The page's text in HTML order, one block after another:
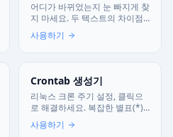
어디가 바뀌었는지 눈 빠지게 찾
지 마세요. 두 텍스트의 차이점
을 색깔별로 명확하게 짚어드립
니다. 보안은 기본입니다.
사용하기
Crontab 생성기
리눅스 크론 주기 설정, 클릭으
로 해결하세요. 복잡한 별표(*)
대신 직관적인 시간표로 만들어
드립니다.
사용하기